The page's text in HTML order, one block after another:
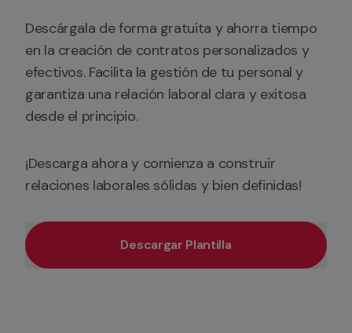
Descárgala de forma gratuita y ahorra tiempo
en la creación de contratos personalizados y
efectivos. Facilita la gestión de tu personal y
garantiza una relación laboral clara y exitosa
desde el principio.
¡Descarga ahora y comienza a construir
relaciones laborales sólidas y bien definidas!
Descargar Plantilla